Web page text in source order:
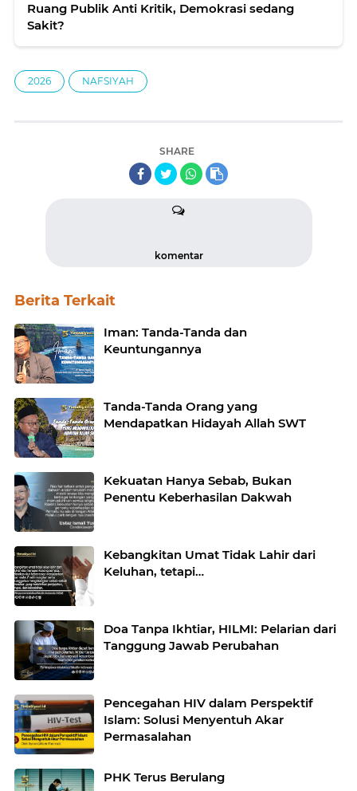
Ruang Publik Anti Kritik, Demokrasi sedang
Sakit?
2026 NAFSIYAH
SHARE
komentar
Berita Terkait
Iman: Tanda-Tanda dan
Keuntungannya
Tanda-Tanda Orang yang
Mendapatkan Hidayah Allah SWT
Kekuatan Hanya Sebab, Bukan
Penentu Keberhasilan Dakwah
Kebangkitan Umat Tidak Lahir dari
Keluhan, tetapi…
Doa Tanpa Ikhtiar, HILMI: Pelarian dari
Tanggung Jawab Perubahan
Pencegahan HIV dalam Perspektif
Islam: Solusi Menyentuh Akar
Permasalahan
PHK Terus Berulang